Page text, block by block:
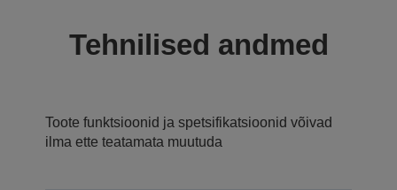
Tehnilised andmed
Toote funktsioonid ja spetsifikatsioonid võivad
ilma ette teatamata muutuda